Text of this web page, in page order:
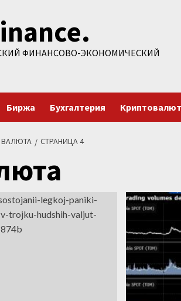
ФИНАНСОВО-ЭКОНОМИЧЕСКИЙ
Биржа Бухгалтерия
ВАЛЮТА СТРАНИЦА 4